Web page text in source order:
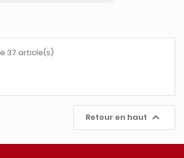
37 article(s)
Retour en haut 